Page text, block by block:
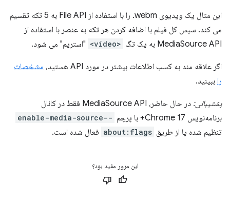
این مثال یک ویدیوی webm. را با استفاده از File API به 5 تکه تقسیم
می کند. سپس کل فیلم با اضافه کردن هر تکه به عنصر با استفاده از
MediaSource API به یک تگ
<video> "استریم" می شود.
اگر علاقه مند به کسب اطلاعات بیشتر در مورد API هستید،
مشخصات
را ببینید.
پشتیبانی:
در حال حاضر، MediaSource API فقط در کانال
برنامه‌نویس Chrome 17+ با پرچم
--enable-media-source
تنظیم شده یا از طریق about:flags فعال شده است.
این مرور مفید بود؟